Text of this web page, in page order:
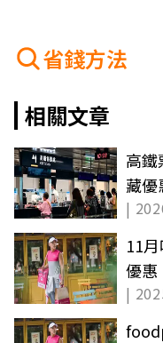
省錢方法
相關文章
高鐵
藏優
知道
|
11
優惠
|